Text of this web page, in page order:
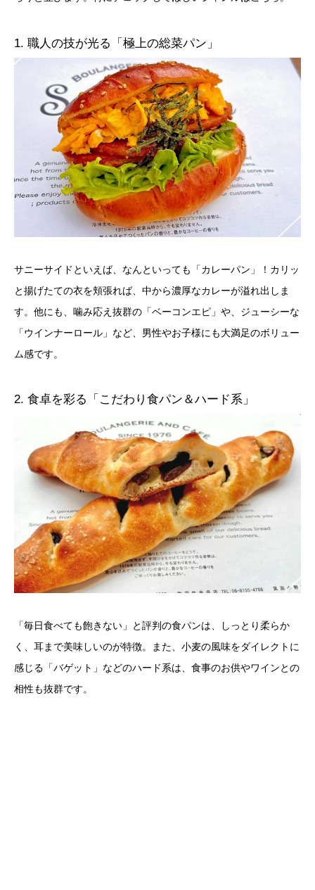
1. 職人の技が光る「極上の総菜パン」
サニーサイドといえば、なんといっても「カレーパン」！カリッ
と揚げたての衣を頬張れば、中から濃厚なカレーが溢れ出しま
す。他にも、噛み応え抜群の「ベーコンエピ」や、ジューシーな
「ウインナーロール」など、男性やお子様にも大満足のボリュー
ム感です。
2. 食卓を彩る「こだわり食パン＆ハード系」
「毎日食べても飽きない」と評判の食パンは、しっとり柔らか
く、耳まで美味しいのが特徴。また、小麦の風味をダイレクトに
感じる「バゲット」などのハード系は、食事のお供やワインとの
相性も抜群です。